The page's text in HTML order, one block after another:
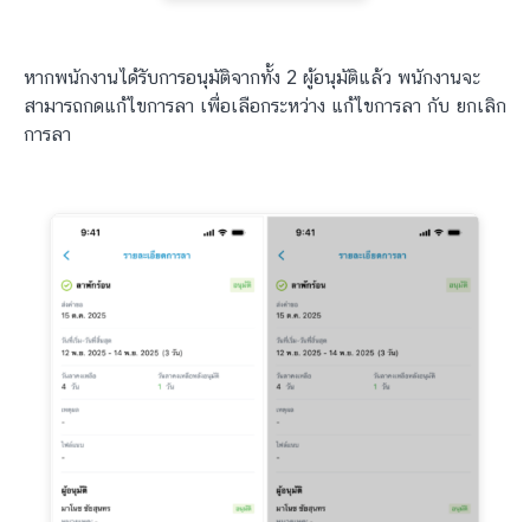
หากพนักงานได้รับการอนุมัติจากทั้ง 2 ผู้อนุมัติแล้ว พนักงานจะ
สามารถกดแก้ไขการลา เพื่อเลือกระหว่าง แก้ไขการลา กับ ยกเลิก
การลา